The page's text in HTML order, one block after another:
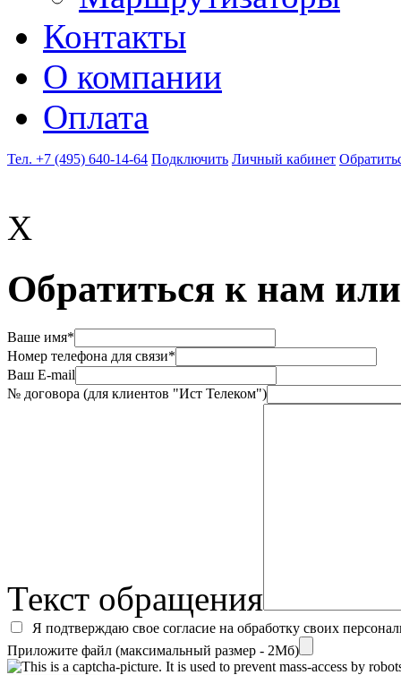
Контакты
О компании
Оплата
Тел. +7 (495) 640-14-64 Подключить Личный кабинет
X
Обратиться к нам или
Ваше имя*
Номер телефона для связи*
Ваш E-mail
№ договора (для клиентов "Ист Телеком")
Текст обращения
Я подтверждаю свое согласие на обработку своих
Приложите файл (максимальный размер - 2Мб)